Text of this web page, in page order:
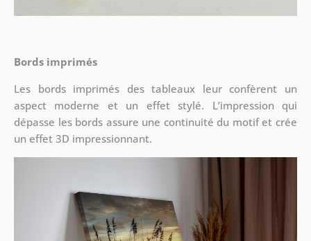
Bords imprimés
Les bords imprimés des tableaux leur confèrent un
aspect moderne et un effet stylé. L’impression qui
dépasse les bords assure une continuité du motif et crée
un effet 3D impressionnant.